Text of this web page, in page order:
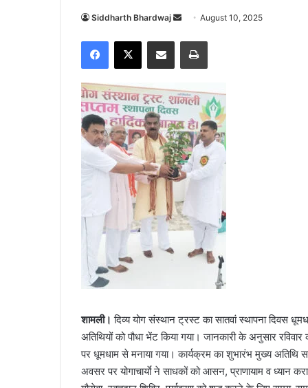
Siddharth Bhardwaj
d
n
m
a
i
l
August 10, 2025
शामली। दिव्य योग संस्थान ट्रस्ट का सातवां स्थापना दिवस
अतिथियों को पौधा भेंट किया गया। जानकारी के अनुसार
पर धूमधाम से मनाया गया। कार्यक्रम का शुभारंभ मुख्य अतिथि
अवसर पर योगाचार्याे ने साधकों को आसन, प्राणायाम व ध्यान